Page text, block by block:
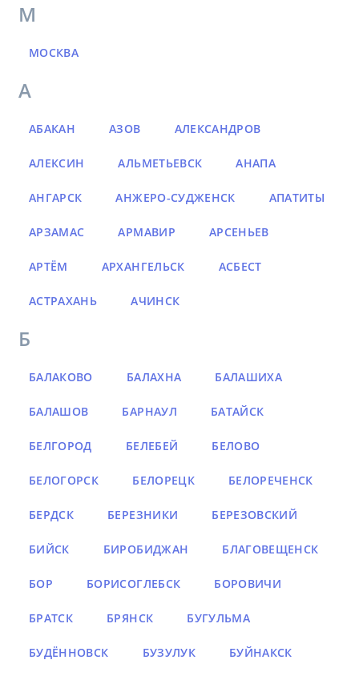
М
МОСКВА
А
АБАКАН АЗОВ АЛЕКСАНДРОВ
АЛЕКСИН АЛЬМЕТЬЕВСК АНАПА
АНГАРСК АНЖЕРО-СУДЖЕНСК АПАТИТЫ
АРЗАМАС АРМАВИР АРСЕНЬЕВ
АРТЁМ АРХАНГЕЛЬСК АСБЕСТ
АСТРАХАНЬ АЧИНСК
Б
БАЛАКОВО БАЛАХНА БАЛАШИХА
БАЛАШОВ БАРНАУЛ БАТАЙСК
БЕЛГОРОД БЕЛЕБЕЙ БЕЛОВО
БЕЛОГОРСК БЕЛОРЕЦК БЕЛОРЕЧЕНСК
БЕРДСК БЕРЕЗНИКИ БЕРЕЗОВСКИЙ
БИЙСК БИРОБИДЖАН БЛАГОВЕЩЕНСК
БОР БОРИСОГЛЕБСК БОРОВИЧИ
БРАТСК БРЯНСК БУГУЛЬМА
БУДЁННОВСК БУЗУЛУК БУЙНАКСК